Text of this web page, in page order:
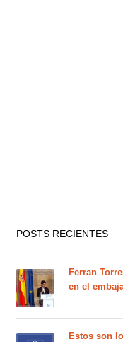
POSTS RECIENTES
Ferran
en el
Estos son